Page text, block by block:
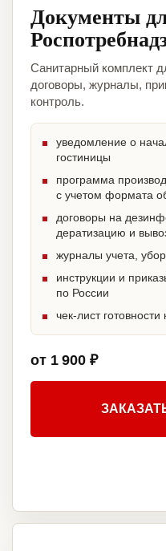
Документы
Санитарный комплект
договоры, журналы,
контроль.
уведомление о
гостиницы
программа
с учетом формата
договоры на
дератизацию и
журналы учета,
инструкции и
по России
чек-лист
от 1 900 ₽